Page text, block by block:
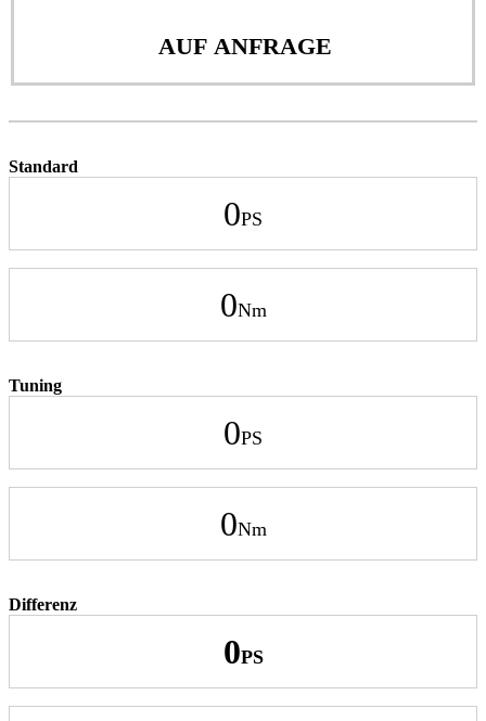
AUF ANFRAGE
Standard
0
0
Tuning
0
0
Differenz
0